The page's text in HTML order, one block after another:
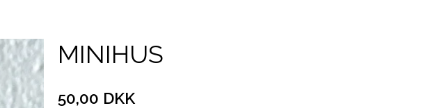
MINIHUS
50,00 DKK